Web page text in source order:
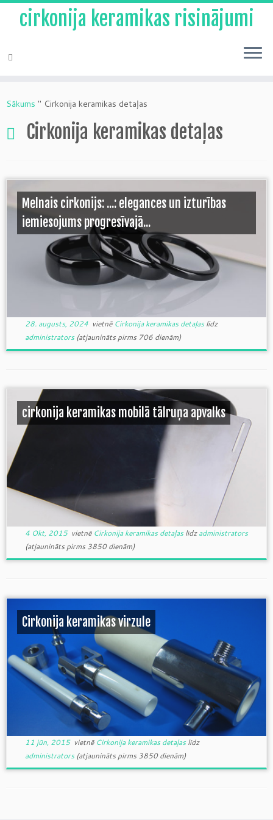
uz
cirkonija keramikas risinājumi
Sākums " Cirkonija keramikas detaļas
Cirkonija keramikas detaļas
Melnais cirkonijs: ...: elegances un izturības
iemiesojums progresīvajā...
28. augusts, 2024vietnē Cirkonija keramikas detaļaslīdz
administrators(atjaunināts pirms 706 dienām)
cirkonija keramikas mobilā tālruņa apvalks
4 Okt, 2015vietnē Cirkonija keramikas detaļaslīdzadministrators
(atjaunināts pirms 3850 dienām)
Cirkonija keramikas virzule
11 jūn, 2015vietnē Cirkonija keramikas detaļaslīdz
administrators(atjaunināts pirms 3850 dienām)